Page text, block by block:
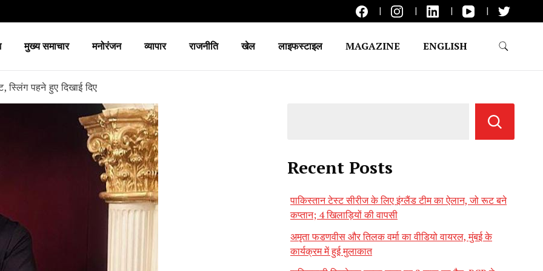
मुख्य समाचार मनोरंजन व्यापार राजनीति खेल लाइफस्टाइल MAGAZINE ENGLISH
पहने हुए दिखाई दिए
Recent Posts
पाकिस्तान टेस्ट सीरीज के लिए इंग्लैंड टीम का ऐलान, जो रूट बने
कप्तान; 4 खिलाड़ियों की वापसी
अमृता फडणवीस और तिलक वर्मा का वीडियो वायरल, मुंबई के
कार्यक्रम में हुई मुलाकात